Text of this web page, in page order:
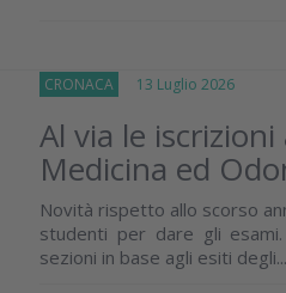
CRONACA 13 Luglio 2026
Al via le
Medicina ed
Novità rispetto allo scorso
studenti per dare gli
sezioni in base agli esiti degli...